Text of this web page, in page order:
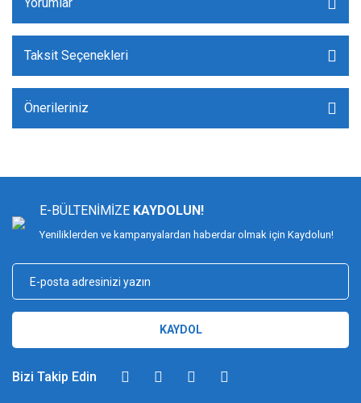
Taksit Seçenekleri
Önerileriniz
E-BÜLTENİMİZE KAYDOLUN!
Yeniliklerden ve kampanyalardan haberdar olmak için Kaydolun!
KAYDOL
Bizi Takip Edin